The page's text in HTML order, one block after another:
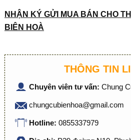
NHẬN KÝ GỬI MUA BÁN CHO
BIÊN HOÀ
THÔNG TIN
Chuyên viên tư vấn: Chung
chungcubienhoa@gmail.com
Hotline: 0855337979